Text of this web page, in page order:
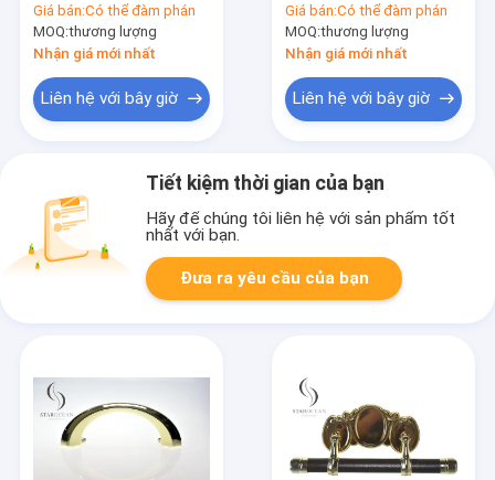
kiện quan tài OEM /
ODM dịch vụ PJ03
Giá bán:Có thể đàm phán
MOQ:thương lượng
Nhận giá mới nhất
Liên hệ với bây giờ
trọng lượng 50kg
P9001
Giá bán:Có thể đàm phán
MOQ:thương lượng
Nhận giá mới nhất
Liên hệ với bây giờ
Tiết kiệm thời gian của bạn
Hãy để chúng tôi liên hệ với sản phẩm tốt
nhất với bạn.
Đưa ra yêu cầu của bạn